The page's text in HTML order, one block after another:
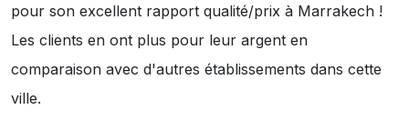
pour son excellent rapport qualité/prix à Marrakech !
Les clients en ont plus pour leur argent en
comparaison avec d'autres établissements dans cette
ville.